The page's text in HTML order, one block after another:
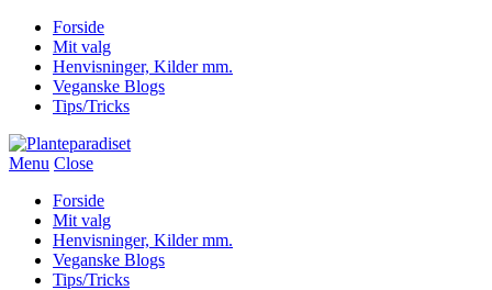
Forside
Mit valg
Henvisninger, Kilder mm.
Veganske Blogs
Tips/Tricks
Menu Close
Forside
Mit valg
Henvisninger, Kilder mm.
Veganske Blogs
Tips/Tricks